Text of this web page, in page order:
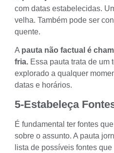
com datas estabelecidas.
velha. Também pode ser
quente.
A pauta não factual é
fria. Essa pauta trata de um
explorado a qualquer
datas e horários.
5-Estabeleça
É fundamental ter fontes
sobre o assunto. A pauta
lista de possíveis fontes